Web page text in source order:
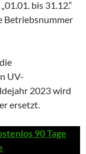
bis 31.12.“
Betriebsnummer
UV-
2023 wird
ersetzt.
90 Tage